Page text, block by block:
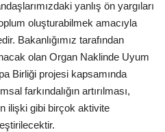
yanlış ön yargıları
oluşturabilmek amacıyla
Bakanlığımız tarafından
olan Organ Naklinde Uyum
Birliği projesi kapsamında
farkındalığın artırılması,
ilişki gibi birçok aktivite